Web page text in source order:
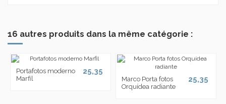
16 autres produits dans la même catégorie :
Portafotos moderno
Marfil
25,35
Marco Porta fotos
Orquídea radiante
25,35